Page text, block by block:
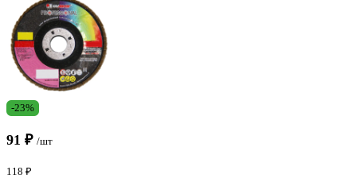
-23%
91 ₽ /шт
118 ₽